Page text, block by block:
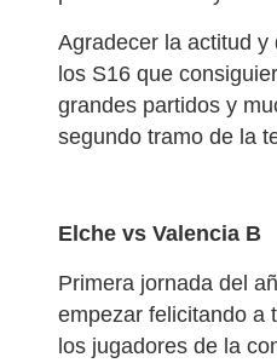
Agradecer la actitud
los S16 que
grandes partidos y
segundo tramo de la
Elche vs Valencia B
Primera jornada del
empezar felicitando a
los jugadores de la